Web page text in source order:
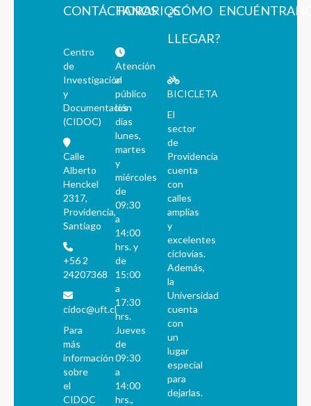
CONTÁCTANOS
Centro
de
Investigación
y
Documentación
(CIDOC)
Calle
Alberto
Henckel
2317,
Providencia,
Santiago
+56 2
24207368
cidoc@uft.cl
Para
más
información
sobre
el
CIDOC
HORARIOS
Atención
al
público
los
días
lunes,
martes
y
miércoles
de
09:30
a
14:00
hrs. y
de
15:00
a
17:30
hrs.
Jueves
de
09:30
a
14:00
hrs.,
¿CÓMO
LLEGAR?
BICICLETA
El
sector
de
Providencia
cuenta
con
calles
amplias
y
excelentes
ciclovías.
Además,
la
Universidad
cuenta
con
un
lugar
especial
para
dejarlas.